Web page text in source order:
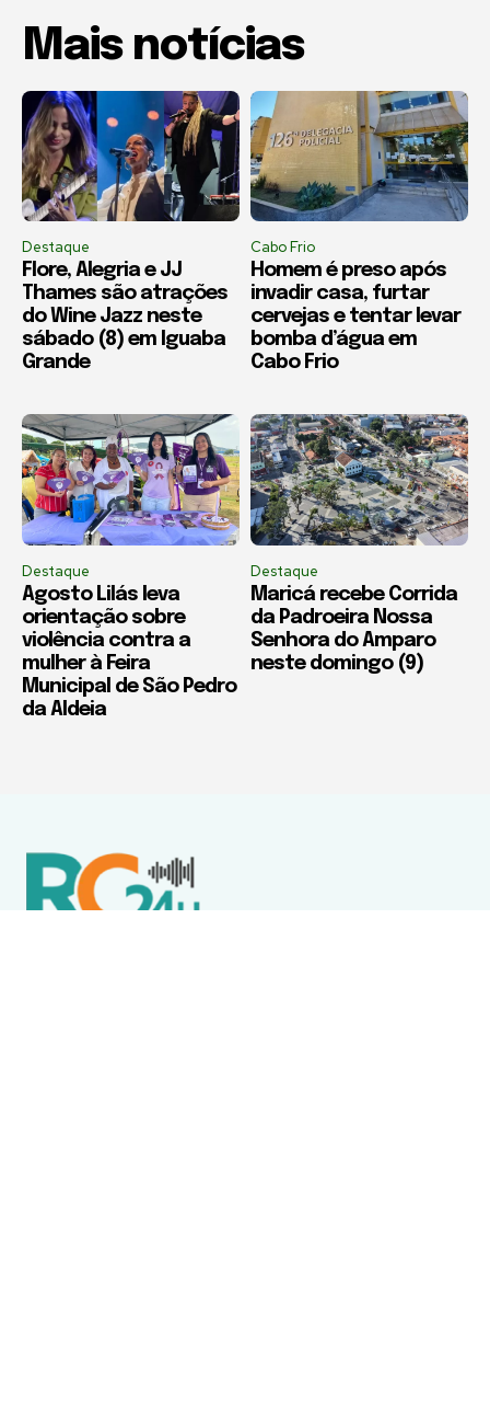
Mais notícias
Destaque
Flore, Alegria e JJ
Thames são atrações
do Wine Jazz neste
sábado (8) em Iguaba
Grande
Cabo Frio
Homem é preso após
invadir casa, furtar
cervejas e tentar levar
bomba d’água em
Cabo Frio
Destaque
Agosto Lilás leva
orientação sobre
violência contra a
mulher à Feira
Municipal de São Pedro
da Aldeia
Destaque
Maricá recebe Corrida
da Padroeira Nossa
Senhora do Amparo
neste domingo (9)